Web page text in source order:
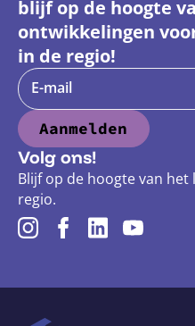
blijf op de hoogte
ontwikkelingen
in de regio!
E-mail
Aanmelden
Volg ons!
Blijf op de hoogte van
regio.